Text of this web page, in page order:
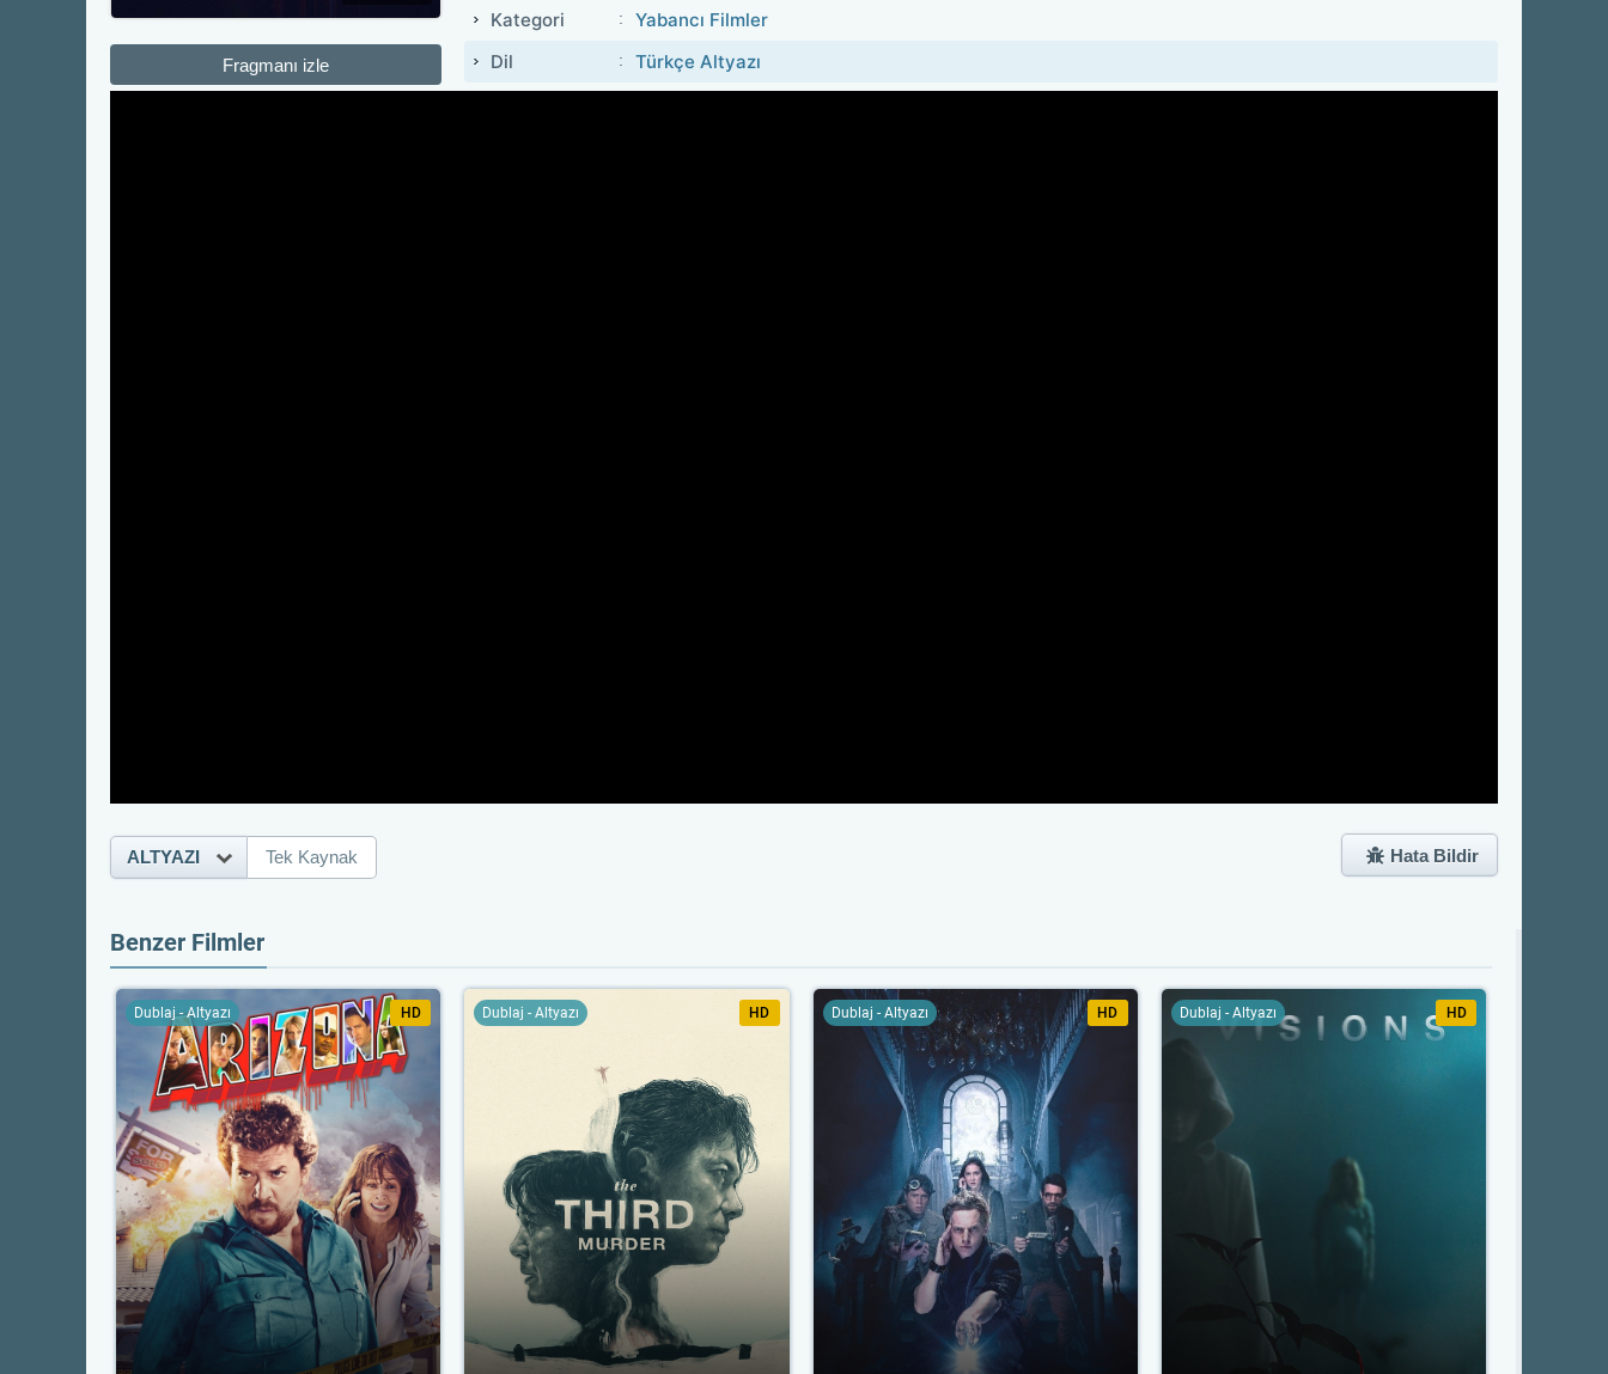
Fragmanı izle
Kategori
Yabancı Filmler
Dil
Türkçe Altyazı
ALTYAZI Tek Kaynak Hata Bildir
Benzer Filmler
Dublaj - Altyazı HD Dublaj - Altyazı HD Dublaj - Altyazı HD Dublaj - Altyazı HD